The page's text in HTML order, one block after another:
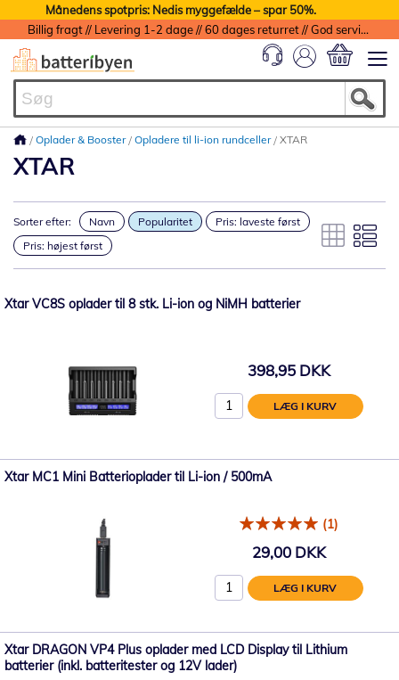
Månedens spotpris: Nedis myggefælde – spar 50%.
Billig fragt // Levering 1-2 dage // 60 dages returret // God service med garanti
Oplader & Booster Opladere til li-ion rundceller XTAR
XTAR
Sorter efter: Navn Popularitet
Pris: laveste først
Pris: højest først
Xtar VC8S oplader til 8 stk. Li-ion og NiMH batterier
398,95 DKK
LÆG I KURV
Xtar MC1 Mini Batterioplader til Li-ion / 500mA
(1)
29,00 DKK
LÆG I KURV
Xtar DRAGON VP4 Plus oplader med LCD Display til Lithium
batterier (inkl. batteritester og 12V lader)